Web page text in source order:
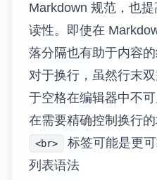
Markdown 规范，也
读性。即使在
落分隔也有助于内容的
对于换行，虽然行末
于空格在编辑器中不
在需要精确控制换行
<br>
标签可能是更可
列表语法